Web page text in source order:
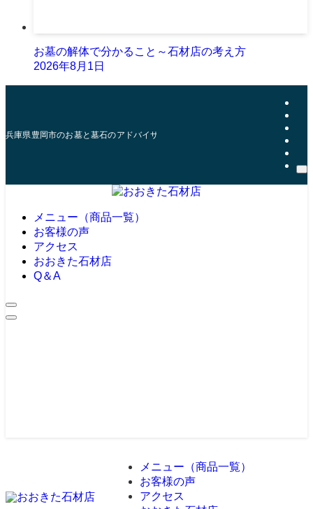
お墓の解体で分かること～石材店の考え方
2026年8月1日
兵庫県豊岡市のお墓と墓石のアドバイザー | おおきた石材店
メニュー（商品一覧）
お客様の声
アクセス
おおきた石材店
Q＆A
メニュー（商品一覧）
お客様の声
アクセス